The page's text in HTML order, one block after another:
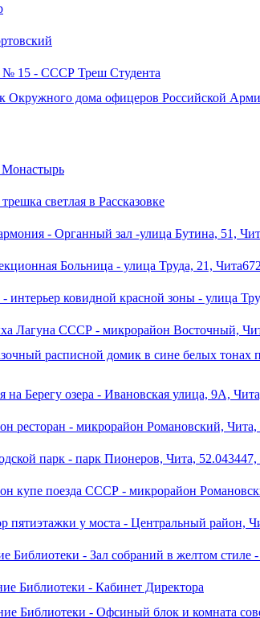
№ 15 - СССР Треш Студента
Окружного дома офицеров Российской
светлая в Рассказовке
- Органный зал -улица Бутина, 51,
Больница - улица Труда, 21,
интерьер ковидной красной зоны - улица
Лагуна СССР - микрорайон Восточный,
расписной домик в сине белых тонах
на Берегу озера - Ивановская улица, 9А,
ресторан - микрорайон Романовский, Чита,
парк - парк Пионеров, Чита, 52.043447,
купе поезда СССР - микрорайон
пятиэтажки у моста - Центральный район,
Библиотеки - Зал собраний в желтом стиле
Библиотеки - Кабинет Директора
Библиотеки - Офсиный блок и комната